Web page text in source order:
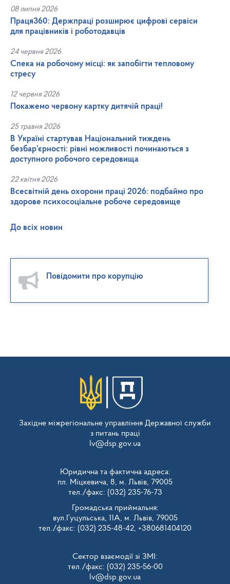
08 липня 2026
Праця360: Держпраці розширює цифрові сервіси
для працівників і роботодавців
24 червня 2026
Спека на робочому місці: як запобігти тепловому
стресу
12 червня 2026
Покажемо червону картку дитячій праці!
25 травня 2026
В Україні стартував Національний тиждень
безбар’єрності: рівні можливості починаються з
доступного робочого середовища
22 квітня 2026
Всесвітній день охорони праці 2026: подбаймо про
здорове психосоціальне робоче середовище
До всіх новин
Повідомити про корупцію
Західне міжрегіональне управління Державної служби
з питань праці
lv@dsp.gov.ua
Юридична та фактична адреса:
пл. Міцкевича, 8, м. Львів, 79005
тел./факс: (032) 235-76-73
Громадська приймальня:
вул.Гуцульська, 11А, м. Львів, 79005
тел./факс: (032) 235-48-42, +380681404120
Сектор взаємодії зі ЗМІ:
тел./факс: (032) 235-56-00
lv@dsp.gov.ua